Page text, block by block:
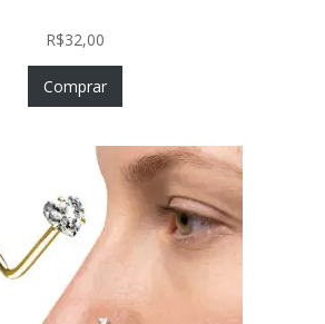
R$32,00
Comprar